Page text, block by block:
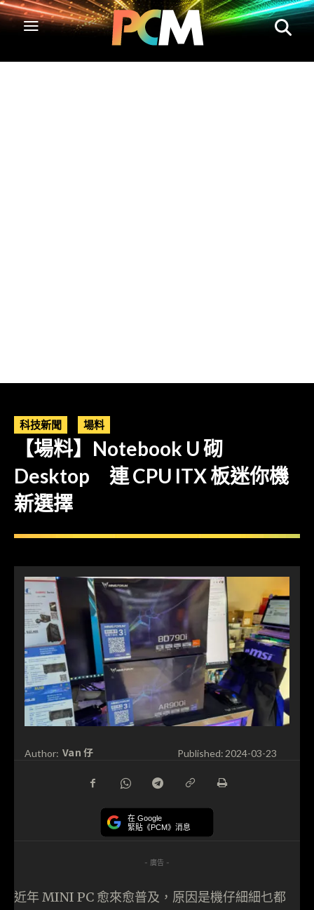
科技新聞 場料
【場料】Notebook U 砌
Desktop 連 CPU ITX 板迷你機
新選擇
Author: Van 仔 Published: 2024-03-23
在 Google
緊貼《PCM》消息
- 廣告 -
近年 MINI PC 愈來愈普及，原因是機仔細細乜都